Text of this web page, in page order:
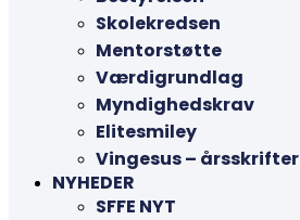
Skolekredsen
Mentorstøtte
Værdigrundlag
Myndighedskrav
Elitesmiley
Vingesus – årsskrifter
NYHEDER
SFFE NYT